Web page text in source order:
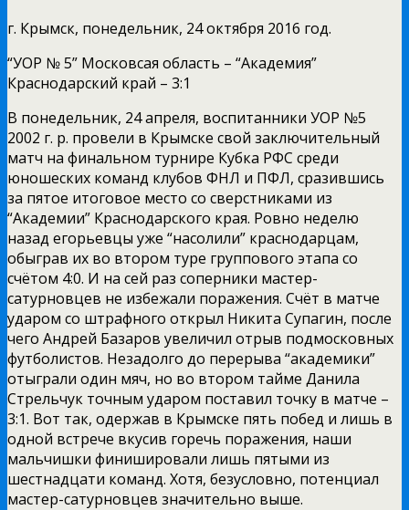
г. Крымск, понедельник, 24 октября 2016 год.
“УОР № 5” Московсая область – “Академия”
Краснодарский край – 3:1
В понедельник, 24 апреля, воспитанники УОР №5
2002 г. р. провели в Крымске свой заключительный
матч на финальном турнире Кубка РФС среди
юношеских команд клубов ФНЛ и ПФЛ, сразившись
за пятое итоговое место со сверстниками из
“Академии” Краснодарского края. Ровно неделю
назад егорьевцы уже “насолили” краснодарцам,
обыграв их во втором туре группового этапа со
счётом 4:0. И на сей раз соперники мастер-
сатурновцев не избежали поражения. Счёт в матче
ударом со штрафного открыл Никита Супагин, после
чего Андрей Базаров увеличил отрыв подмосковных
футболистов. Незадолго до перерыва “академики”
отыграли один мяч, но во втором тайме Данила
Стрельчук точным ударом поставил точку в матче –
3:1. Вот так, одержав в Крымске пять побед и лишь в
одной встрече вкусив горечь поражения, наши
мальчишки финишировали лишь пятыми из
шестнадцати команд. Хотя, безусловно, потенциал
мастер-сатурновцев значительно выше.